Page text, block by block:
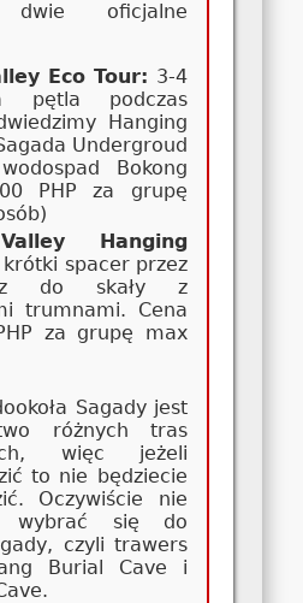
dwie oficjalne
Eco Tour: 3-4
pętla podczas
Hanging
Undergroud
Bokong
PHP za grupę
Hanging
krótki spacer przez
do skały z
trumnami. Cena
za grupę max
Sagady jest
różnych tras
więc jeżeli
to nie będziecie
Oczywiście nie
wybrać się do
czyli trawers
Burial Cave i